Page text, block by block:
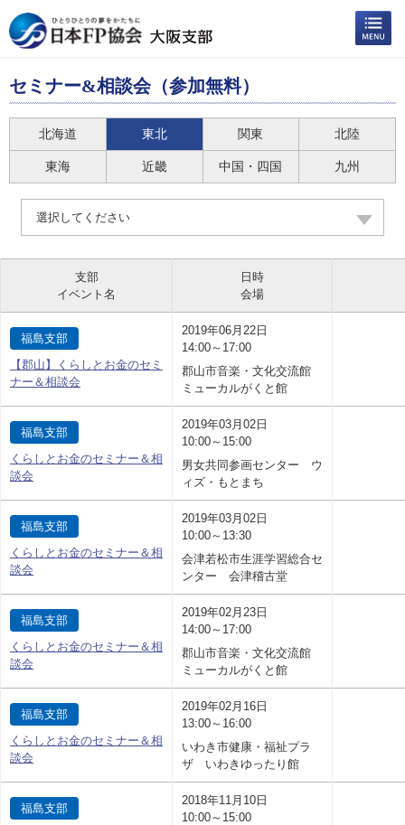
セミナー&相談会（参加無料）
北海道 東北 関東 北陸
東海 近畿 中国・四国 九州
選択してください
支部
イベント名
日時
会場
福島支部
【郡山】くらしとお金のセミ
ナー＆相談会
2019年06月22日
14:00～17:00
郡山市音楽・文化交流館
ミューカルがくと館
福島支部
くらしとお金のセミナー＆相
談会
2019年03月02日
10:00～15:00
男女共同参画センター ウ
ィズ・もとまち
福島支部
くらしとお金のセミナー＆相
談会
2019年03月02日
10:00～13:30
会津若松市生涯学習総合セ
ンター 会津稽古堂
福島支部
くらしとお金のセミナー＆相
談会
2019年02月23日
14:00～17:00
郡山市音楽・文化交流館
ミューカルがくと館
福島支部
くらしとお金のセミナー＆相
談会
2019年02月16日
13:00～16:00
いわき市健康・福祉プラ
ザ いわきゆったり館
福島支部
2018年11月10日
10:00～15:00